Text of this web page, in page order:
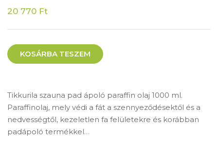
20 770 Ft
KOSÁRBA TESZEM
Tikkurila szauna pad ápoló paraffin olaj 1000 ml.
Paraffinolaj, mely védi a fát a szennyeződésektől és a
nedvességtől, kezeletlen fa felületekre és korábban
padápoló termékkel…